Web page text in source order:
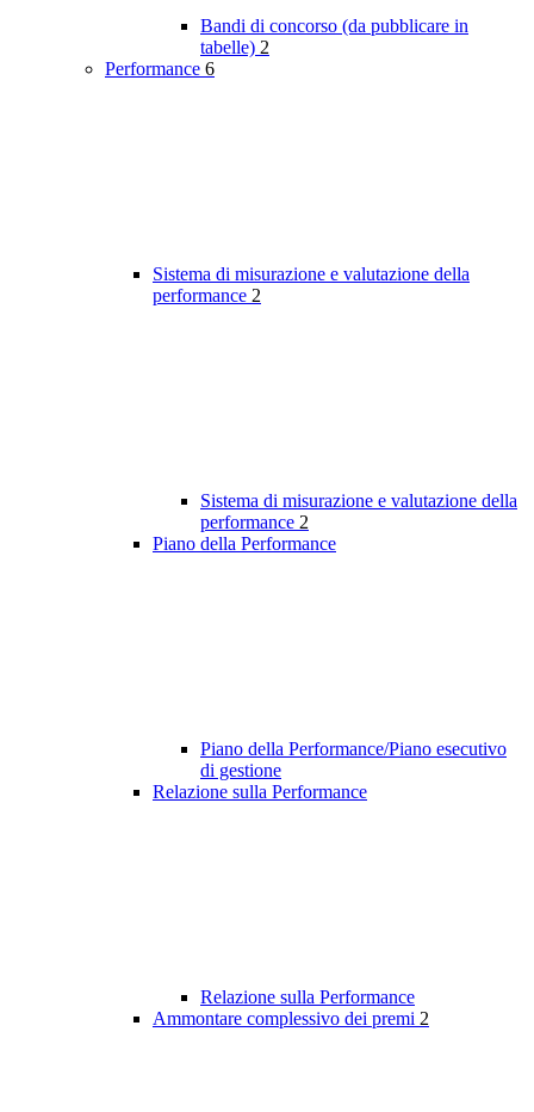
Bandi di concorso (da pubblicare in
tabelle) 2
Performance 6
Sistema di misurazione e valutazione della
performance 2
Sistema di misurazione e valutazione della
performance 2
Piano della Performance
Piano della Performance/Piano esecutivo
di gestione
Relazione sulla Performance
Relazione sulla Performance
Ammontare complessivo dei premi 2